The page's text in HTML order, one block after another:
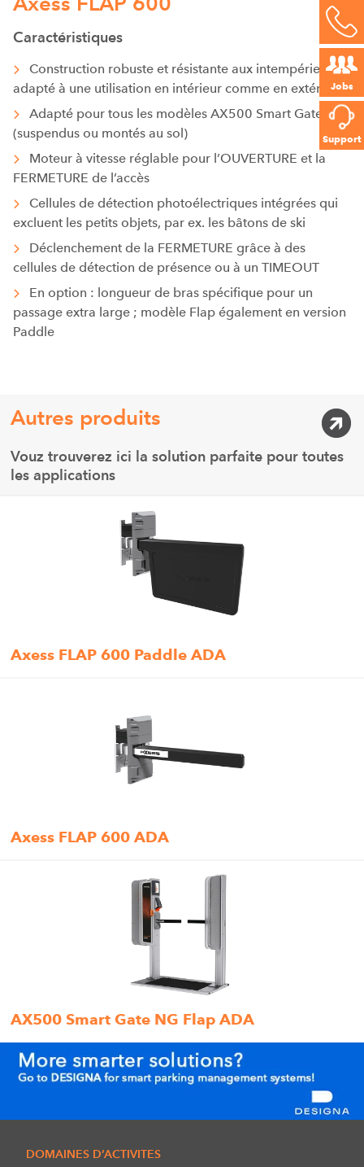
Jobs
Support
Caractéristiques
Construction robuste et résistante aux intempéries,
adapté à une utilisation en intérieur comme en extérieur
Adapté pour tous les modèles AX500 Smart Gate
(suspendus ou montés au sol)
Moteur à vitesse réglable pour l’OUVERTURE et la
FERMETURE de l’accès
Cellules de détection photoélectriques intégrées qui
excluent les petits objets, par ex. les bâtons de ski
Déclenchement de la FERMETURE grâce à des
cellules de détection de présence ou à un TIMEOUT
En option : longueur de bras spécifique pour un
passage extra large ; modèle Flap également en version
Paddle
Autres produits
Vouz trouverez ici la solution parfaite pour toutes
les applications
Axess FLAP 600 Paddle ADA
Axess FLAP 600 ADA
AX500 Smart Gate NG Flap ADA
DOMAINES D’ACTIVITES